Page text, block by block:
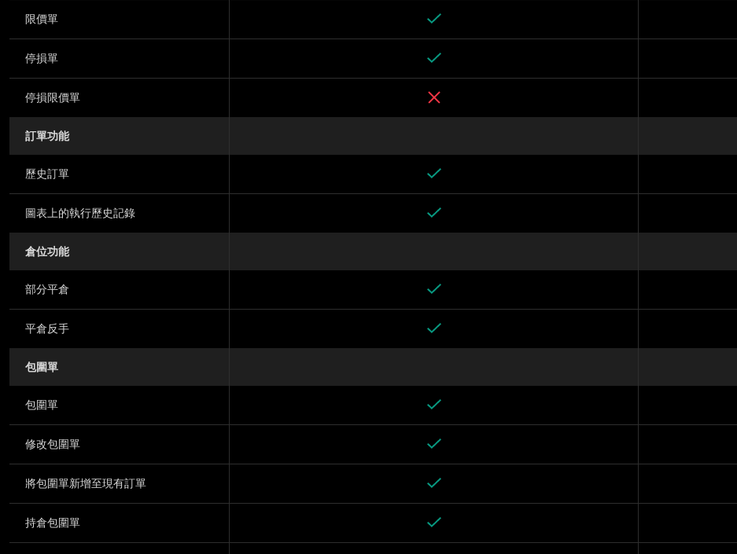
限價單
停損單
停損限價單
訂單功能
歷史訂單
圖表上的執行歷史記錄
倉位功能
部分平倉
平倉反手
包圍單
包圍單
修改包圍單
將包圍單新增至現有訂單
持倉包圍單